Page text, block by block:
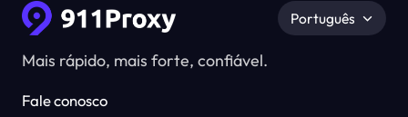
Mais rápido, mais forte, confiável.
Fale conosco
Português